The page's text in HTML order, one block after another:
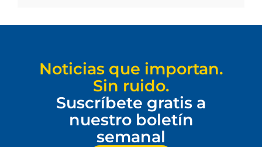
Noticias que importan.
Sin ruido.
Suscríbete gratis a
nuestro boletín
semanal